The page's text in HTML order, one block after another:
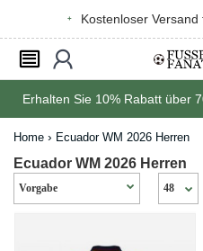
Kostenloser
󰂩 󰃳
Erhalten Sie 10% Rabatt über
Home Ecuador WM 2026 Herren
Ecuador WM 2026 Herren